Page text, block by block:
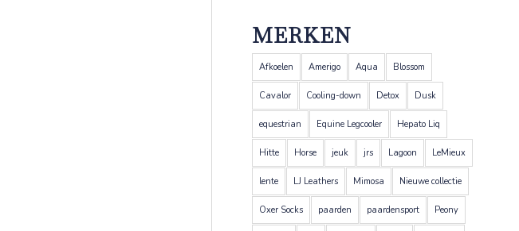
MERKEN
Afkoelen Amerigo Aqua Blossom
Cavalor Cooling-down Detox Dusk
equestrian Equine Legcooler Hepato Liq
Hitte Horse jeuk jrs Lagoon LeMieux
lente LJ Leathers Mimosa Nieuwe collectie
Oxer Socks paarden paardensport Peony